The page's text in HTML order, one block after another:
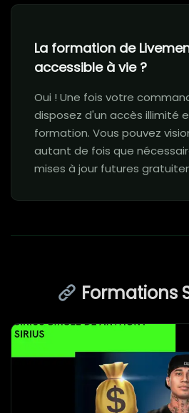
La formation de
accessible à vie ?
Oui ! Une fois votre
disposez d'un accès illimité
formation. Vous pouvez
autant de fois que
mises à jour futures
Formations